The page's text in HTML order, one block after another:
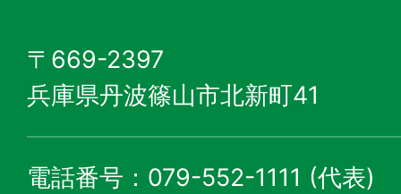
〒669-2397
兵庫県丹波篠山市北新町41
電話番号：079-552-1111 (代表)